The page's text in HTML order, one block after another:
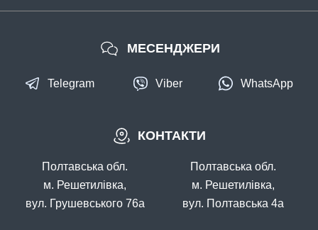
КОНТАКТИ
Полтавська обл.
м. Решетилівка,
вул. Грушевського 76а
Полтавська обл.
м. Решетилівка,
вул. Полтавська 4а
МЕСЕНДЖЕРИ
Telegram Viber WhatsApp